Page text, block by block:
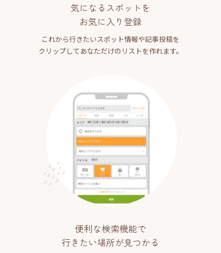
気になるスポットを
お気に入り登録
これから行きたいスポット情報や記事投稿を
クリップしてあなただけのリストを作れます。
便利な検索機能で
行きたい場所が見つかる